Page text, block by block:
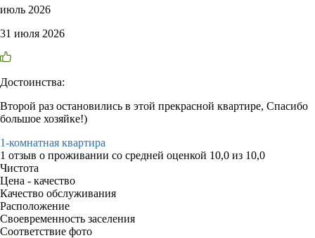
июль 2026
31 июля 2026
Достоинства:
Второй раз остановились в этой прекрасной квартире, Спасибо
большое хозяйке!)
1-комнатная квартира
1 отзыв о проживании со средней оценкой 10,0 из 10,0
Чистота
Цена - качество
Качество обслуживания
Расположение
Своевременность заселения
Соответствие фото